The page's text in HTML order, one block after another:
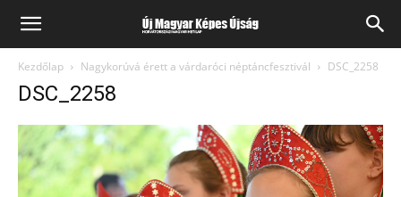
Kezdőlap Nagykorúvá érett a várdaróci néptáncfesztivál DSC_2258
DSC_2258